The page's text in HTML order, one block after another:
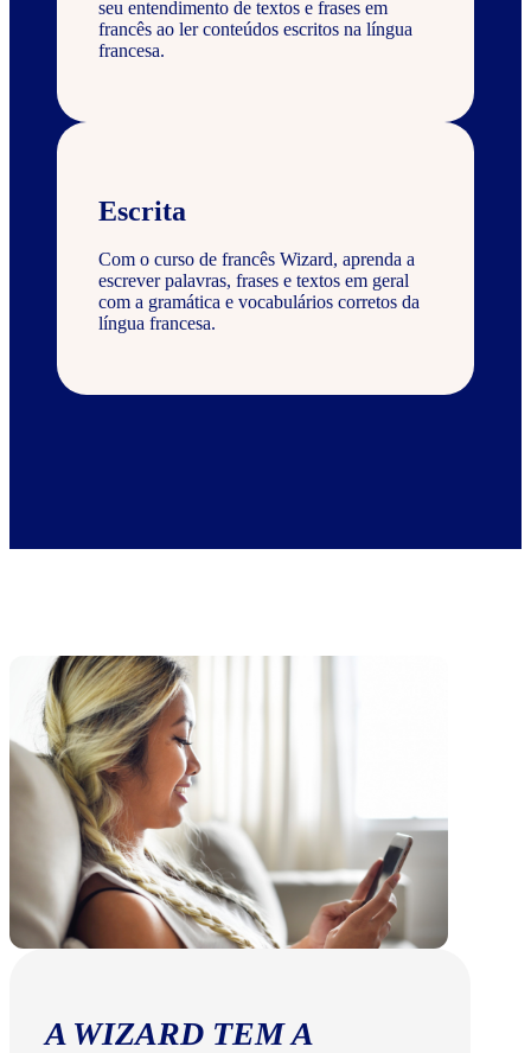
seu entendimento de textos e frases em
francês ao ler conteúdos escritos na língua
francesa.
Escrita
Com o curso de francês Wizard, aprenda a
escrever palavras, frases e textos em geral
com a gramática e vocabulários corretos da
língua francesa.
A WIZARD TEM A